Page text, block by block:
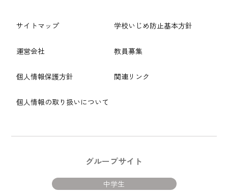
サイトマップ
運営会社
個人情報保護方針
個人情報の取り扱いについて
学校いじめ防止基本方針
教員募集
関連リンク
グループサイト
中学生